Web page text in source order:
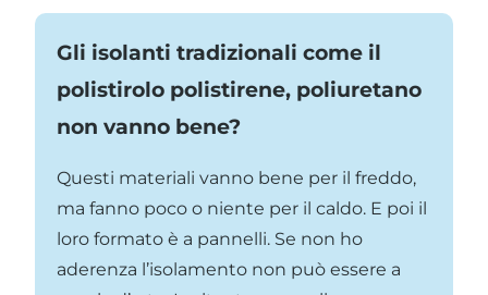
Gli isolanti tradizionali come il
polistirolo polistirene, poliuretano
non vanno bene?
Questi materiali vanno bene per il freddo,
ma fanno poco o niente per il caldo. E poi il
loro formato è a pannelli. Se non ho
aderenza l’isolamento non può essere a